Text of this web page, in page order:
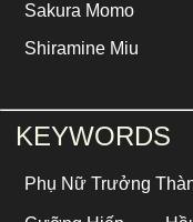
Sakura Momo
Shiramine Miu
KEYWORDS
Phụ Nữ Trưởng